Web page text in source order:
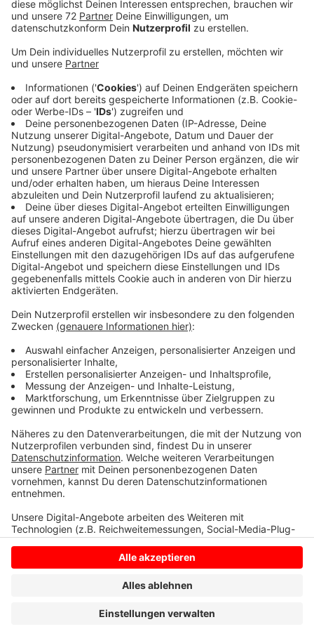
Anzeige
Die Begründung: Geschwindigkeit wirke sich
der Reaktionszeit im Hinblick auf, beispielsweise eine
Kollision, zurücklege. Zudem führe eine geringere
Geschwindigkeit bei gleicher Reaktionszeit zu einem
kürzeren Anhalteweg und zu Unfällen mit weniger
dramatischen Folgen. Zuletzt war auch der ADAC von
einem absoluten "nein" für ein Tempolimit abgerückt.
Wie seht ihr das?
Anzeige
Seid ihr für ein generelles Tempolimit
auf der Autobahn?
Ja
Nein
Anzeige